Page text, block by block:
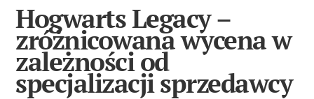
Hogwarts Legacy –
zróżnicowana wycena w
zależności od
specjalizacji sprzedawcy